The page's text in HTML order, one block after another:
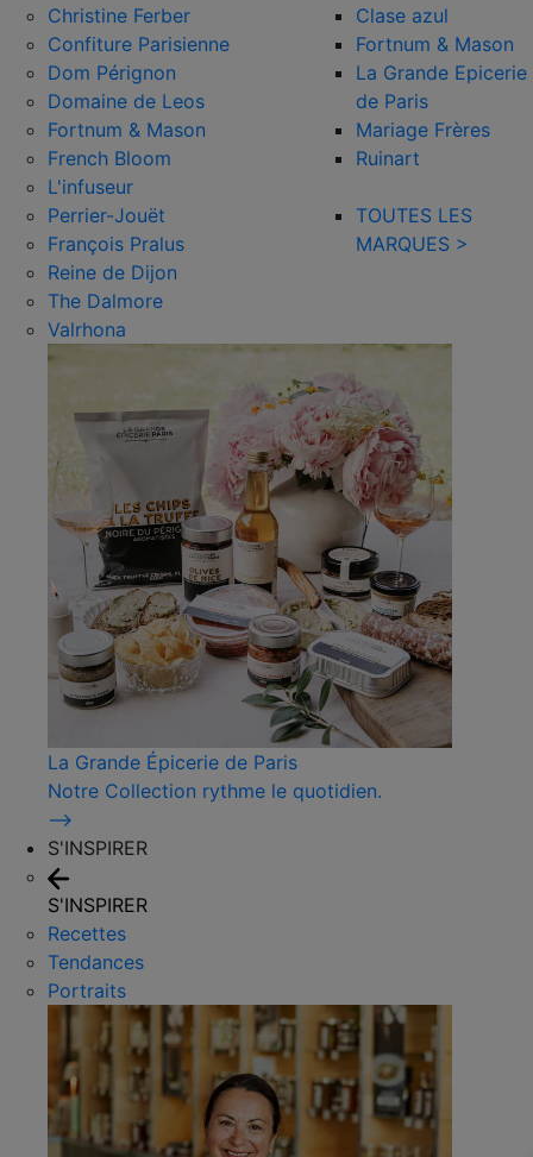
Christine Ferber
Confiture Parisienne
Dom Pérignon
Domaine de Leos
Fortnum & Mason
French Bloom
L'infuseur
Perrier-Jouët
François Pralus
Reine de Dijon
The Dalmore
Valrhona
Clase azul
Fortnum & Mason
La Grande Epicerie
de Paris
Mariage Frères
Ruinart
TOUTES LES
MARQUES >
La Grande Épicerie de Paris
Notre Collection rythme le quotidien.
⟶
S'INSPIRER
S'INSPIRER
Recettes
Tendances
Portraits